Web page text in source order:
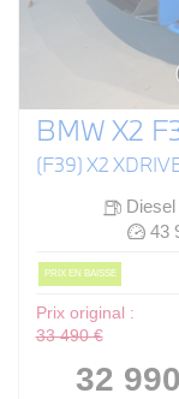
BMW X2
(F39) X2
Diesel
43
PRIX EN BAISSE
Prix original :
33 490 €
32